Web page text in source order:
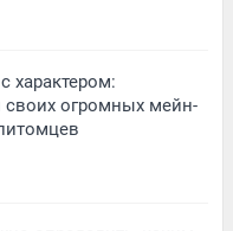
характером:
огромных мейн-